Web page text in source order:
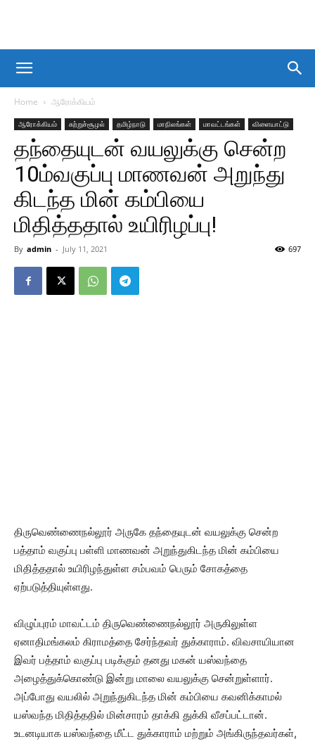
Home ஆரோக்கியம்
ஆரோக்கியம் சுற்றுச்சூழல் தமிழ்நாடு மாநிலங்கள் மாவட்டங்கள் விளையாட்டு
தந்தையுடன் வயலுக்கு சென்ற
10ம்வகுப்பு மாணவன் அறுந்து
கிடந்த மின் கம்பியை
மிதித்ததால் உயிரிழப்பு!
By admin - July 11, 2021 697
திருவெண்ணைநல்லூர் அருகே தந்தையுடன் வயலுக்கு சென்ற
பத்தாம் வகுப்பு பள்ளி மாணவன் அறுந்துகிடந்த மின் கம்பியை
மிதித்ததால் உயிரிழந்துள்ள சம்பவம் பெரும் சோகத்தை
ஏற்படுத்தியுள்ளது.
விழுப்புரம் மாவட்டம் திருவெண்ணைநல்லூர் அருகிலுள்ள
ஏனாதிமங்கலம் கிராமத்தை சேர்ந்தவர் துக்காராம். விவசாயியான
இவர் பத்தாம் வகுப்பு படிக்கும் தனது மகன் யஸ்வந்தை
அழைத்துக்கொண்டு இன்று மாலை வயலுக்கு சென்றுள்ளார்.
அப்போது வயலில் அறுந்துகிடந்த மின் கம்பியை கவனிக்காமல்
யஸ்வந்த மிதித்ததில் மின்சாரம் தாக்கி துக்கி வீசப்பட்டான்.
உடனடியாக யஸ்வந்தை மீட்ட துக்காராம் மற்றும் அங்கிருந்தவர்கள்,